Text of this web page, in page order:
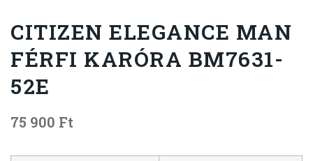
CITIZEN ELEGANCE MAN
FÉRFI KARÓRA BM7631-
52E
75 900 Ft